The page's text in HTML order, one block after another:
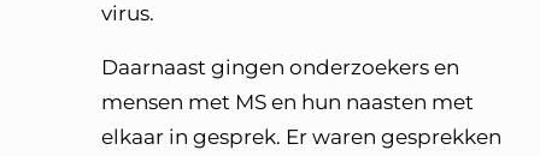
virus.
Daarnaast gingen onderzoekers en
mensen met MS en hun naasten met
elkaar in gesprek. Er waren gesprekken